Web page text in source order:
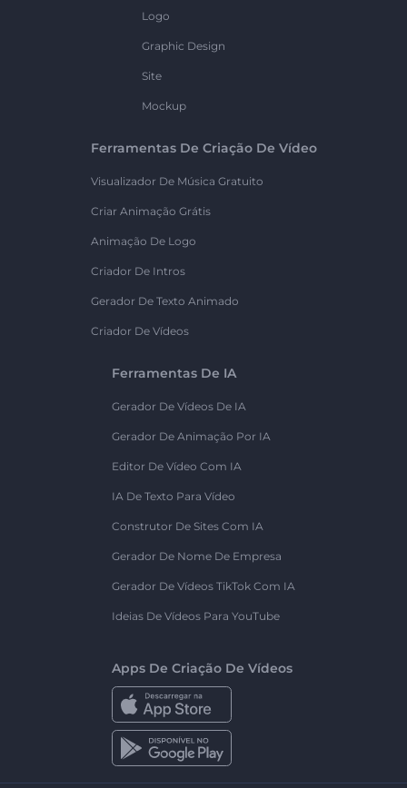
Logo
Graphic Design
Site
Mockup
Ferramentas De Criação De Vídeo
Visualizador De Música Gratuito
Criar Animação Grátis
Animação De Logo
Criador De Intros
Gerador De Texto Animado
Criador De Vídeos
Ferramentas De IA
Gerador De Vídeos De IA
Gerador De Animação Por IA
Editor De Vídeo Com IA
IA De Texto Para Vídeo
Construtor De Sites Com IA
Gerador De Nome De Empresa
Gerador De Vídeos TikTok Com IA
Ideias De Vídeos Para YouTube
Apps De Criação De Vídeos